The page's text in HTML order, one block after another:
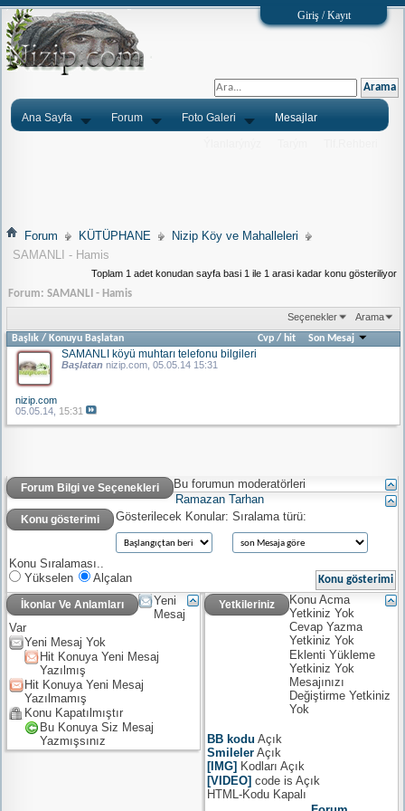
Giriş / Kayıt
Ana Sayfa Forum Foto Galeri Mesajlar
Forum KÜTÜPHANE
Nizip Köy ve Mahalleleri
SAMANLI - Hamis
Toplam 1 adet konudan sayfa basi 1 ile 1 arasi kadar konu gösteriliyor
Forum: SAMANLI - Hamis
Seçenekler Arama
Başlık / Konuyu Başlatan Cvp /hit Son Mesaj
SAMANLI köyü muhtarı telefonu bilgileri
Başlatan nizip.com, 05.05.14 15:31
nizip.com
05.05.14, 15:31
Forum Bilgi ve Seçenekleri
Bu forumun moderatörleri
Ramazan Tarhan
Konu gösterimi Gösterilecek Konular: Sıralama türü:
Konu Sıralaması..
Yükselen
Alçalan
İkonlar Ve Anlamları
Yeni
Mesaj
Var
Yeni Mesaj Yok
Hit Konuya Yeni Mesaj
Yazılmış
Hit Konuya Yeni Mesaj
Yazılmamış
Konu Kapatılmıştır
Bu Konuya Siz Mesaj
Yazmışsınız
Yetkileriniz
Konu Acma
YetkinizYok
Cevap Yazma
YetkinizYok
Eklenti Yükleme
YetkinizYok
Mesajınızı
Değiştirme Yetkiniz
Yok
BB kodu Açık
Smileler Açık
[IMG] KodlarıAçık
[VIDEO] code isAçık
HTML-Kodu Kapalı